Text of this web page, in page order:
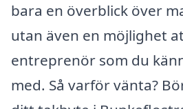
bara en överblick över
utan även en möjlighet
entreprenör som du
med. Så varför vänta?